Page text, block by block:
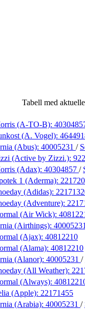
Tabell med
(A-TO-B):
(A. Vogel):
(Abus): 40005231 /
(Active by Zizzi.):
(Adax): 40304857 /
1 (Aderma):
(Adidas):
(Adventure):
(Air Wick):
(Airthings): 40005231
(Ajax): 40812210
(Alama): 40812210
(Alanor): 40005231 /
(All Weather):
(Always):
(Apple): 22171455
(Arabia): 40005231 /